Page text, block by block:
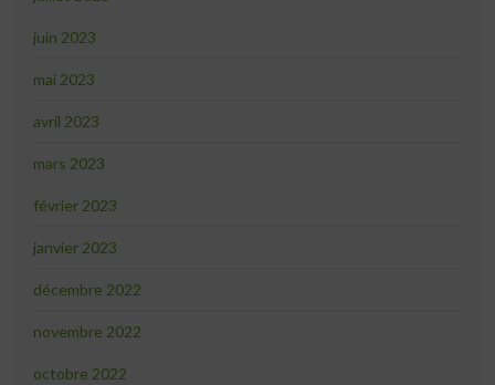
juin 2023
mai 2023
avril 2023
mars 2023
février 2023
janvier 2023
décembre 2022
novembre 2022
octobre 2022